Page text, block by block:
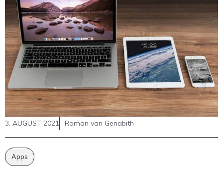
3. AUGUST 2021 Roman van Genabith
Apps